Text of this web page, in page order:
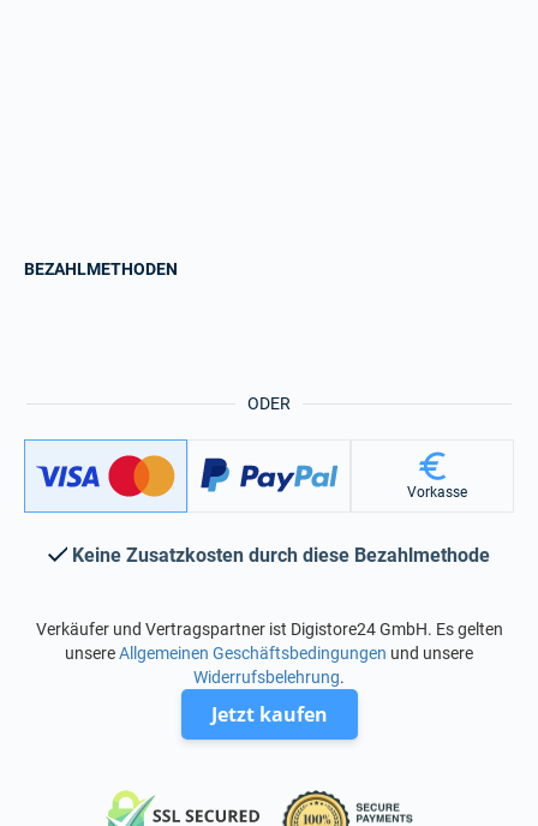
ODER
BEZAHLMETHODEN
Vorkasse
Keine Zusatzkosten durch diese Bezahlmethode
Verkäufer und Vertragspartner ist Digistore24 GmbH. Es gelten
unsereAllgemeinen Geschäftsbedingungen und unsere
Widerrufsbelehrung.
Jetzt kaufen